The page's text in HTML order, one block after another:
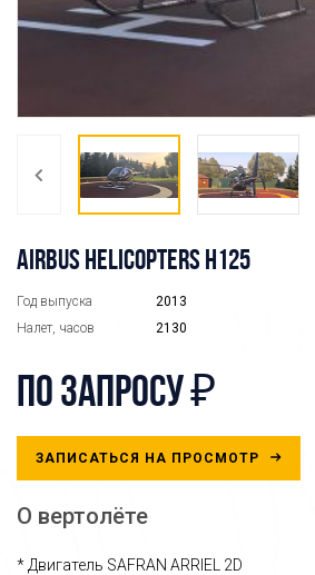
AIRBUS HELICOPTERS H125
Год выпуска
2013
Налет, часов
2130
по запросу ₽
ЗАПИСАТЬСЯ НА ПРОСМОТР
О вертолёте
* Двигатель SAFRAN ARRIEL 2D